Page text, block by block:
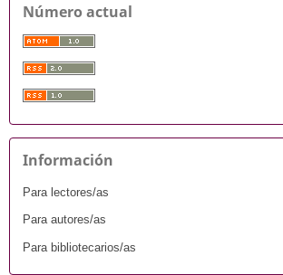
Número actual
Información
Para lectores/as
Para autores/as
Para bibliotecarios/as